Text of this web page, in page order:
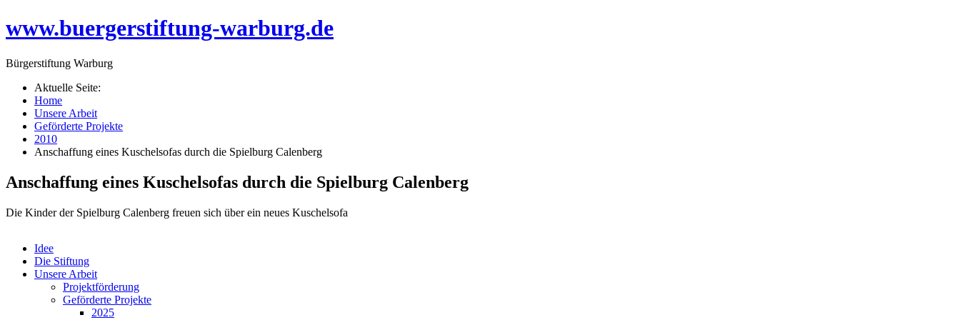
www.buergerstiftung-warburg.de
Bürgerstiftung Warburg
Aktuelle Seite:
Home
Unsere Arbeit
Geförderte Projekte
2010
Anschaffung eines Kuschelsofas durch die Spielburg Calenberg
Anschaffung eines Kuschelsofas durch die Spielburg Calenberg
Die Kinder der Spielburg Calenberg freuen sich über ein neues Kuschelsofa
Idee
Die Stiftung
Unsere Arbeit
Projektförderung
Geförderte Projekte
2025